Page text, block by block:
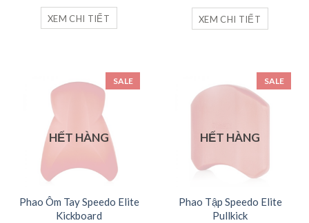
XEM CHI TIẾT XEM CHI TIẾT
SALE
HẾT HÀNG
Phao Ôm Tay Speedo Elite
Kickboard
SALE
HẾT HÀNG
Phao Tập Speedo Elite
Pullkick